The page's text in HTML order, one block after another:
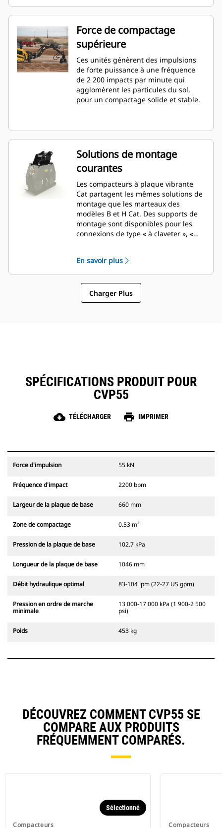
Force de compactage
supérieure
Ces unités génèrent des impulsions
de forte puissance à une fréquence
de 2 200 impacts par minute qui
agglomèrent les particules du sol,
pour un compactage solide et stable.
Solutions de montage
courantes
Les compacteurs à plaque vibrante
Cat partagent les mêmes solutions de
montage que les marteaux des
modèles B et H Cat. Des supports de
montage sont disponibles pour les
connexions de type « à claveter », «
En savoir plus
Charger Plus
SPÉCIFICATIONS PRODUIT POUR
CVP55
cloud_download TÉLÉCHARGER print IMPRIMER
Force d'impulsion 55 kN
Fréquence d'impact 2200 bpm
Largeur de la plaque de base 660 mm
Zone de compactage 0.53 m²
Pression de la plaque de base 102.7 kPa
Longueur de la plaque de base 1046 mm
Débit hydraulique optimal 83-104 lpm (22-27 US gpm)
Pression en ordre de marche
minimale
13 000-17 000 kPa (1 900-2 500
psi)
Poids 453 kg
DÉCOUVREZ COMMENT CVP55 SE
COMPARE AUX PRODUITS
FRÉQUEMMENT COMPARÉS.
Compacteurs
Sélectionné
Compacteurs